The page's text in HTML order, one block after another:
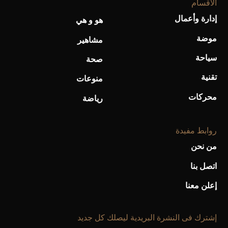
الأقسام
إدارة وأعمال
موضة
سياحة
تقنية
محركات
هو و هي
مشاهير
صحة
منوعات
رياضة
روابط مفيدة
من نحن
اتصل بنا
إعلن معنا
إشترك فى النشرة البريدية ليصلك كل جديد